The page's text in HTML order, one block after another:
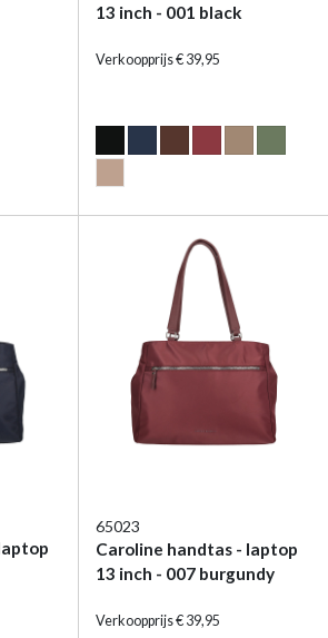
13 inch - 001 black
Verkoopprijs € 39,95
65023
Caroline handtas - laptop
13 inch - 007 burgundy
Verkoopprijs € 39,95